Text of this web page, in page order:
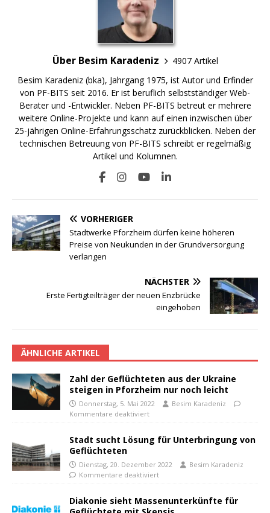
Über Besim Karadeniz
4907 Artikel
Besim Karadeniz (bka), Jahrgang 1975, ist Autor und Erfinder
von PF-BITS seit 2016. Er ist beruflich selbstständiger Web-
Berater und -Entwickler. Neben PF-BITS betreut er mehrere
weitere Online-Projekte und kann auf einen inzwischen über
25-jährigen Online-Erfahrungsschatz zurückblicken. Neben der
technischen Betreuung von PF-BITS schreibt er regelmäßig
Artikel und Kolumnen.
VORHERIGER
Stadtwerke Pforzheim dürfen keine höheren
Preise von Neukunden in der Grundversorgung
verlangen
NÄCHSTER
Erste Fertigteilträger der neuen Enzbrücke
eingehoben
ÄHNLICHE ARTIKEL
Zahl der Geflüchteten aus der Ukraine
steigen in Pforzheim nur noch leicht
Donnerstag, 5. Mai 2022
Besim Karadeniz
Kommentare deaktiviert
Stadt sucht Lösung für Unterbringung von
Geflüchteten
Dienstag, 20. Dezember 2022
Besim Karadeniz
Kommentare deaktiviert
Diakonie sieht Massenunterkünfte für